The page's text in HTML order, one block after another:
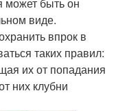
виде.
впрок в
таких правил:
их от попадания
них клубни